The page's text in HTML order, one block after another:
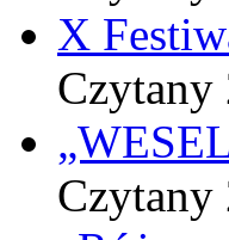
X
Czytany
Czytany